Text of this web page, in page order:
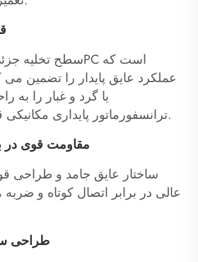
عملکرد عایق پایدار را تضمین
یا گرد و غبار را به
ترانسفورماتور پایداری مکانیکی قوی را ارائه می دهد.
4. مقاومت قوی در
ساختار عایق جامد و طراحی
عالی در برابر اتصال کوتاه و
5. طراحی